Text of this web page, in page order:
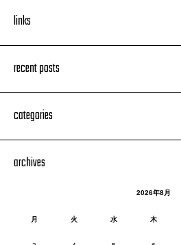
ニューアカ的なレトリックを駆使してアイド
おニャン子登場直前という時代の空気感を
今回の座談会にもある程度その復習の成果
ということで次号（も）必読！
links
recent posts
categories
archives
2026年8月
月 火 水 木